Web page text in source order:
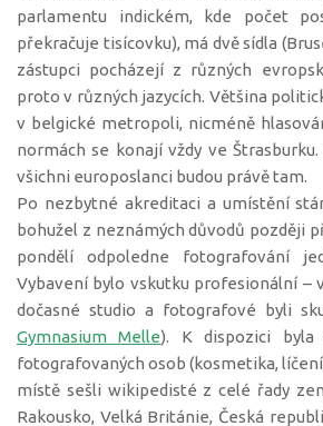
parlamentu indickém, kde počet
překračuje tisícovku), má dvě sídla
zástupci pocházejí z různých
proto v různých jazycích. Většina
v belgické metropoli, nicméně
normách se konají vždy ve
všichni europoslanci budou právě tam.
Po nezbytné akreditaci a umístění
bohužel z neznámých důvodů později
pondělí odpoledne fotografování
Vybavení bylo vskutku profesionální –
dočasné studio a fotografové byli
Gymnasium Melle). K dispozici byla
fotografovaných osob (kosmetika,
místě sešli wikipedisté z celé řady
Rakousko, Velká Británie, Česká